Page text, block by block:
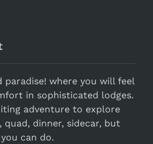
paradise! where you will feel
in sophisticated lodges.
adventure to explore
dinner, sidecar, but
can do.